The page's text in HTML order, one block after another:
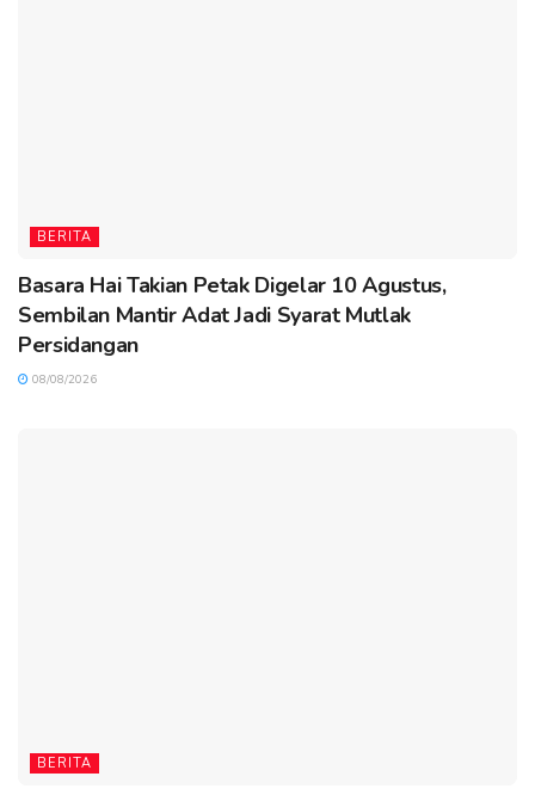
BERITA
Basara Hai Takian Petak Digelar 10 Agustus,
Sembilan Mantir Adat Jadi Syarat Mutlak
Persidangan
08/08/2026
BERITA